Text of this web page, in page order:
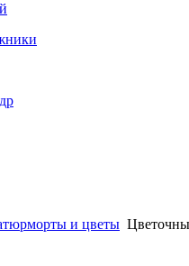
и цветы